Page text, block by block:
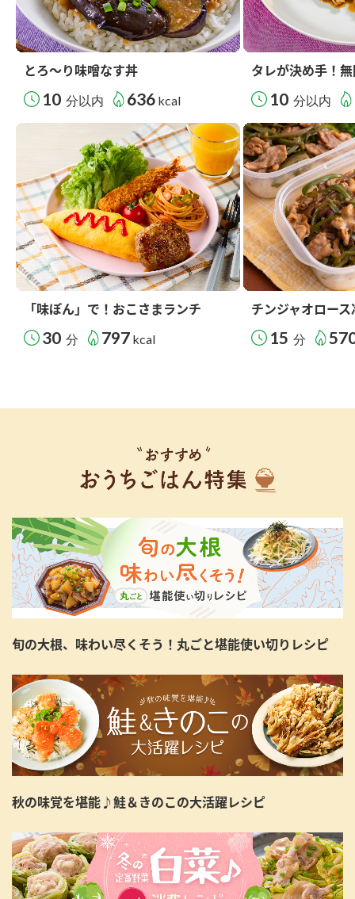
とろ～り味噌なす丼
10 分以内 636 kcal
タレが決め手！
10 分以内
「味ぽん」で！おこさまランチ
30 分 797 kcal
チンジャオロー
15 分
旬の大根、味わい尽くそう！丸ごと堪能使い切りレシピ
秋の味覚を堪能♪鮭＆きのこの大活躍レシピ